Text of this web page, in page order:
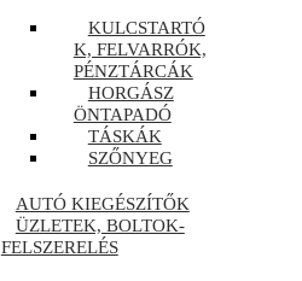
KULCSTARTÓ
K, FELVARRÓK,
PÉNZTÁRCÁK
HORGÁSZ
ÖNTAPADÓ
TÁSKÁK
SZŐNYEG
AUTÓ KIEGÉSZÍTŐK
ÜZLETEK, BOLTOK-
FELSZERELÉS